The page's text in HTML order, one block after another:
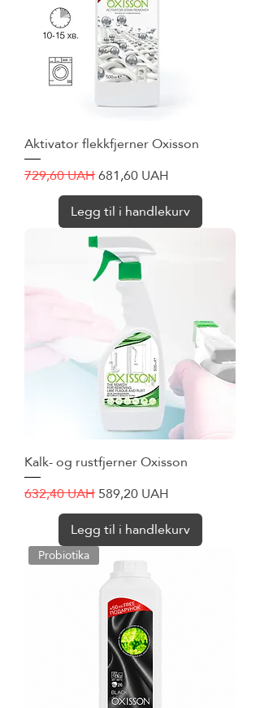
Aktivator flekkfjerner Oxisson
Vanlig pris
729,60 UAHSalgspris
681,60 UAH
Legg til i handlekurv
Kalk- og rustfjerner Oxisson
Vanlig pris
632,40 UAHSalgspris
589,20 UAH
Legg til i handlekurv
Probiotika